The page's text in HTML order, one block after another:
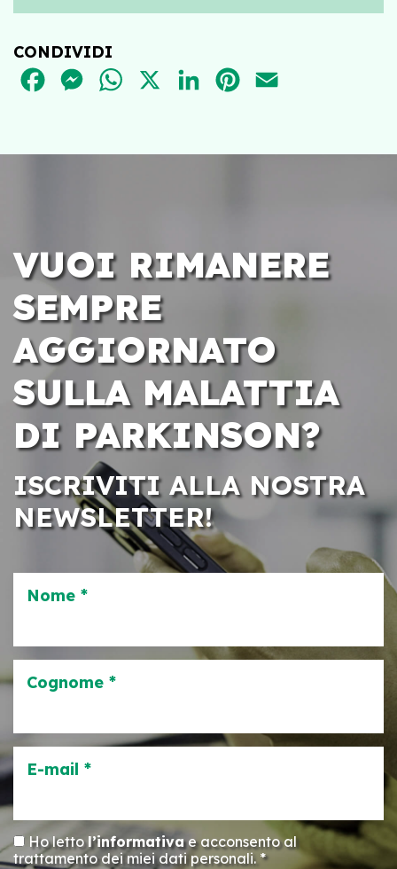
CONDIVIDI
FACEBOOKMESSENGER
WHATSAPPLINKEDINPINTEREST
VUOI RIMANERE
SEMPRE
AGGIORNATO
SULLA MALATTIA
DI PARKINSON?
ISCRIVITI ALLA NOSTRA
NEWSLETTER!
Nome *
Cognome *
E-mail *
Ho lettol’informativae acconsento al
trattamento dei miei dati personali. *